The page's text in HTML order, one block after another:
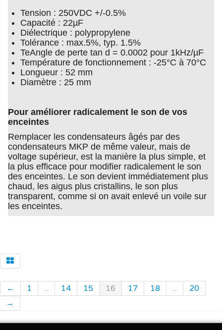
Tension : 250VDC +/-0.5%
Capacité : 22µF
Diélectrique : polypropylene
Tolérance : max.5%, typ. 1.5%
TeAngle de perte tan d = 0.0002 pour 1kHz/µF
Température de fonctionnement : -25°C à 70°C
Longueur : 52 mm
Diamètre : 25 mm
Pour améliorer radicalement le son de vos
enceintes
Remplacer les condensateurs âgés par des
condensateurs MKP de même valeur, mais de
voltage supérieur, est la manière la plus simple, et
la plus efficace pour modifier radicalement le son
des enceintes. Le son devient immédiatement plus
chaud, les aigus plus cristallins, le son plus
transparent, comme si on avait enlevé un voile sur
les enceintes.
← 1 ... 14 15 16 17 18 ...
20
→